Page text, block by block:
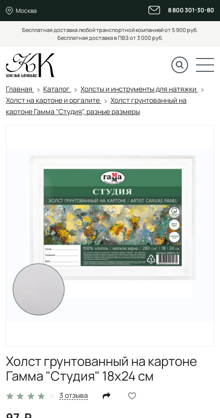
Москва 8 800 301-30-80
Бесплатная доставка любой транспортной компанией от 5 900 руб.
Бесплатная доставка в ПВЗ от 3 000 руб.
Главная Каталог
Холсты и инструменты для натяжки
Холст на картоне и оргалите
Холст грунтованный на
картоне Гамма "Студия", разные размеры
Холст грунтованный на картоне
Гамма "Студия" 18х24 см
3 отзыва